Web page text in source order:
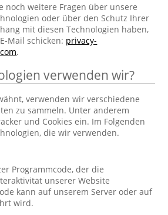
noch weitere Fragen über unsere
oder über den Schutz Ihrer
mit diesen Technologien haben,
Mail schicken: privacy-
.
verwenden wir?
verwenden wir verschiedene
zu sammeln. Unter anderem
und Cookies ein. Im Folgenden
die wir verwenden.
Programmcode, der die
unserer Website
kann auf unserem Server oder auf
wird.